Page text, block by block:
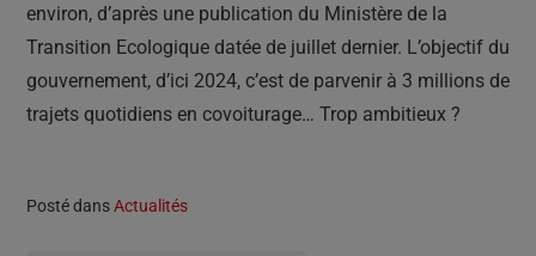
environ, d’après une publication du Ministère de la
Transition Ecologique datée de juillet dernier. L’objectif du
gouvernement, d’ici 2024, c’est de parvenir à 3 millions de
trajets quotidiens en covoiturage… Trop ambitieux ?
Posté dansActualités